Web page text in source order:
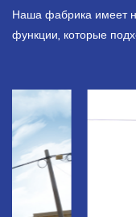
Наша фабрика имеет
функции, которые